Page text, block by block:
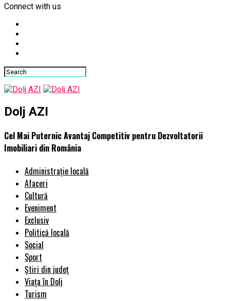
Connect with us
Dolj AZI
Cel Mai Puternic Avantaj Competitiv pentru Dezvoltatorii
Imobiliari din România
Administrație locală
Afaceri
Cultură
Eveniment
Exclusiv
Politică locală
Social
Sport
Știri din județ
Viața în Dolj
Turism